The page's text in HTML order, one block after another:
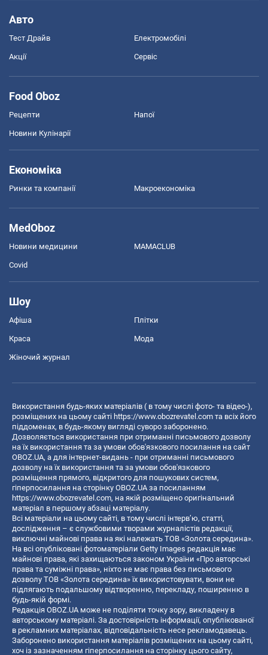
Авто
Тест Драйв Електромобілі
Акції Сервіс
Food Oboz
Рецепти Напої
Новини Кулінарії
Економіка
Ринки та компанії Макроекономіка
MedOboz
Новини медицини MAMACLUB
Covid
Шоу
Афіша Плітки
Краса Мода
Жіночий журнал
Використання будь-яких матеріалів ( в тому числі фото- та відео-),
розміщених на цьому сайті https://www.obozrevatel.com та всіх його
піддоменах, в будь-якому вигляді суворо заборонено.
Дозволяється використання при отриманні письмового дозволу
на їх використання та за умови обов'язкового посилання на сайт
OBOZ.UA, а для інтернет-видань - при отриманні письмового
дозволу на їх використання та за умови обов'язкового
розміщення прямого, відкритого для пошукових систем,
гіперпосилання на сторінку OBOZ.UA за посиланням
https://www.obozrevatel.com, на якій розміщено оригінальний
матеріал в першому абзаці матеріалу.
Всі матеріали на цьому сайті, в тому числі інтерв’ю, статті,
дослідження – є службовими творами журналістів редакції,
виключні майнові права на які належать ТОВ «Золота середина».
На всі опубліковані фотоматеріали Getty Images редакція має
майнові права, які захищаються законом України «Про авторські
права та суміжні права», ніхто не має права без письмового
дозволу ТОВ «Золота середина» їх використовувати, вони не
підлягають подальшому відтворенню, перекладу, поширенню в
будь-якій формі.
Редакція OBOZ.UA може не поділяти точку зору, викладену в
авторському матеріалі. За достовірність інформації, опублікованої
в рекламних матеріалах, відповідальність несе рекламодавець.
Заборонено використання матеріалів розміщених на цьому сайті,
хоч із зазначенням гіперпосилання на сторінку цього сайту,